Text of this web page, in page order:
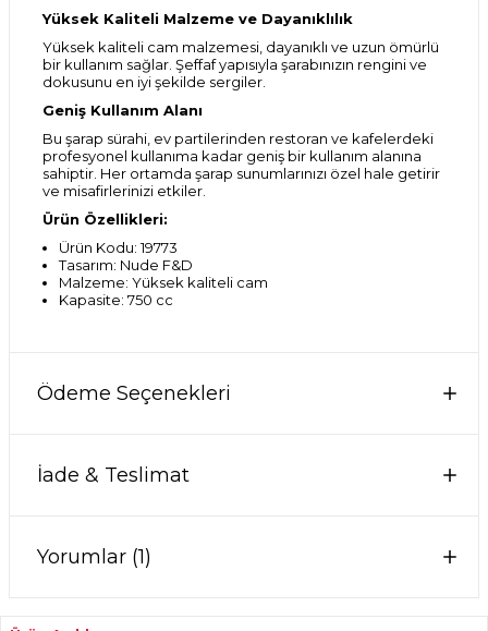
Yüksek Kaliteli Malzeme ve Dayanıklılık
Yüksek kaliteli cam malzemesi, dayanıklı ve uzun ömürlü
bir kullanım sağlar. Şeffaf yapısıyla şarabınızın rengini ve
dokusunu en iyi şekilde sergiler.
Geniş Kullanım Alanı
Bu şarap sürahi, ev partilerinden restoran ve kafelerdeki
profesyonel kullanıma kadar geniş bir kullanım alanına
sahiptir. Her ortamda şarap sunumlarınızı özel hale getirir
ve misafirlerinizi etkiler.
Ürün Özellikleri:
Ürün Kodu: 19773
Tasarım: Nude F&D
Malzeme: Yüksek kaliteli cam
Kapasite: 750 cc
Ödeme Seçenekleri
İade & Teslimat
Yorumlar (1)